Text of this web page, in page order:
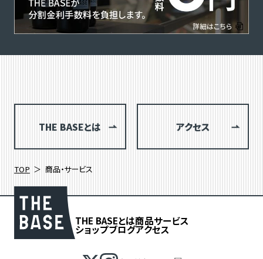
THE BASEとは アクセス
TOP 商品・サービス
THE BASEとは商品サービス
ショップブログアクセス